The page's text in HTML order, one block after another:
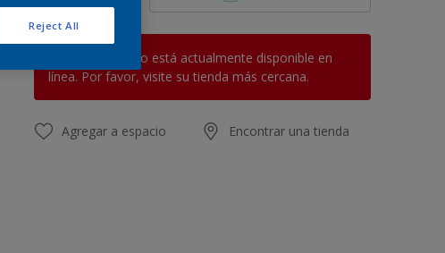
Este producto no está actualmente disponible en
línea. Por favor, visite su tienda más cercana.
Agregar a espacio Encontrar una tienda
Reject All